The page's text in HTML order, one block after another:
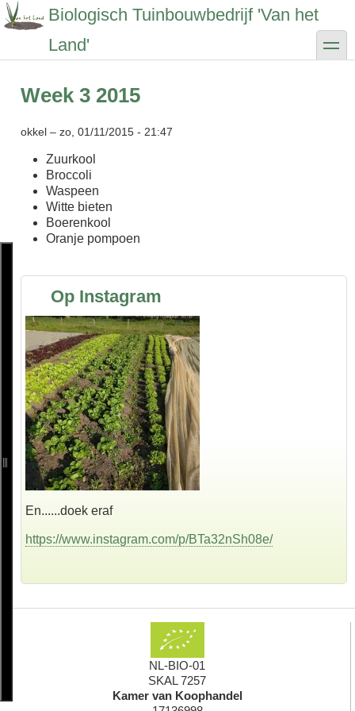
Overslaan
en
gaan
Biologisch Tuinbouwbedrijf 'Van het
Land'
toggle
Week 3 2015
okkel – zo, 01/11/2015 - 21:47
Zuurkool
Broccoli
Waspeen
Witte bieten
Boerenkool
Oranje pompoen
Op Instagram
En......doek eraf
https://www.instagram.com/p/BTa32nSh08e/
NL-BIO-01
SKAL 7257
Kamer van Koophandel